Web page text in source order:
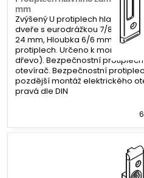
mm
Zvýšený U protiplech hlavního
dveře s eurodrážkou 7/8 x 4
24 mm, Hloubka 6/6 mm.
protiplech. Určeno k montáži
dřevo). Bezpečnostní
otevírač. Bezpečnostní
pozdější montáž elektrického
pravá dle DIN